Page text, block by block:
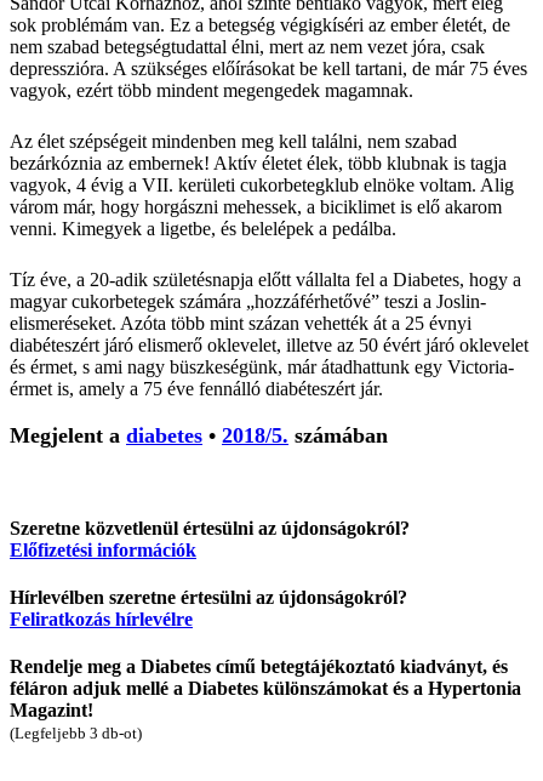
sok problémám van. Ez a betegség végigkíséri az ember életét, de
nem szabad betegségtudattal élni, mert az nem vezet jóra, csak
depresszióra. A szükséges előírásokat be kell tartani, de már 75 éves
vagyok, ezért több mindent megengedek magamnak.
Az élet szépségeit mindenben meg kell találni, nem szabad
bezárkóznia az embernek! Aktív életet élek, több klubnak is tagja
vagyok, 4 évig a VII. kerületi cukorbetegklub elnöke voltam. Alig
várom már, hogy horgászni mehessek, a biciklimet is elő akarom
venni. Kimegyek a ligetbe, és belelépek a pedálba.
Tíz éve, a 20-adik születésnapja előtt vállalta fel a Diabetes, hogy a
magyar cukorbetegek számára „hozzáférhetővé” teszi a Joslin-
elismeréseket. Azóta több mint százan vehették át a 25 évnyi
diabéteszért járó elismerő oklevelet, illetve az 50 évért járó oklevelet
és érmet, s ami nagy büszkeségünk, már átadhattunk egy ­Victoria-
érmet is, amely a 75 éve fennálló diabéteszért jár.
Megjelent a diabetes • 2018/5. számában
Szeretne közvetlenül értesülni az újdonságokról?
Előfizetési információk
Hírlevélben szeretne értesülni az újdonságokról?
Feliratkozás hírlevélre
Rendelje meg a Diabetes című betegtájékoztató kiadványt, és
féláron adjuk mellé a Diabetes különszámokat és a Hypertonia
Magazint!
(Legfeljebb 3 db-ot)